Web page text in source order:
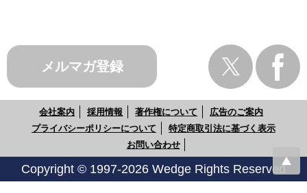
メルマガ登録
会社案内 採用情報 著作権について
広告のご案内
プライバシーポリシーについて
特定商取引法に基づく表示
お問い合わせ
Copyright © 1997-2026 Wedge Rights Reserved